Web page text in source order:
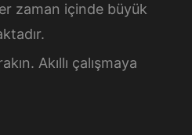
zaman içinde büyük
Akıllı çalışmaya